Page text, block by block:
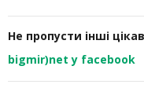
Не пропусти інші
bigmir)net у facebook